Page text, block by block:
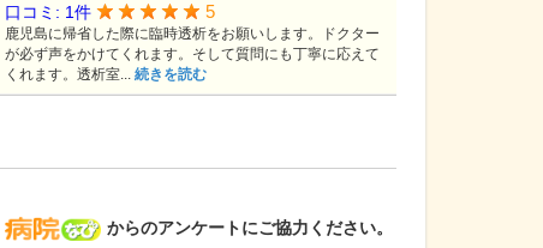
病院なび
からのアンケートにご協力ください。
口コミ: 1件 5
鹿児島に帰省した際に臨時透析をお願いします。ドクター
が必ず声をかけてくれます。そして質問にも丁寧に応えて
くれます。透析室... 続きを読む